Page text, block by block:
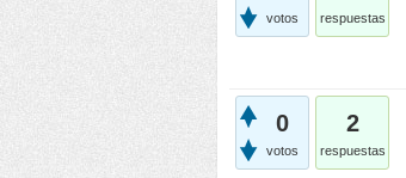
votos respuestas
0
votos
2
respuestas